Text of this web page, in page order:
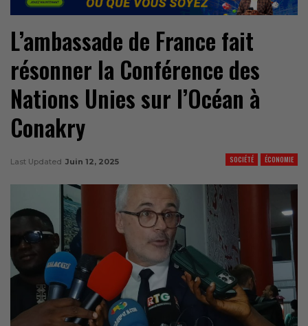
L’ambassade de France fait
résonner la Conférence des
Nations Unies sur l’Océan à
Conakry
SOCIÉTÉ ÉCONOMIE
Last Updated Juin 12, 2025